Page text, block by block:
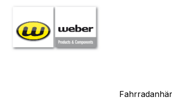
Hauptinhalt springen
Zur Suche springen
Zur Hauptnavigation springen